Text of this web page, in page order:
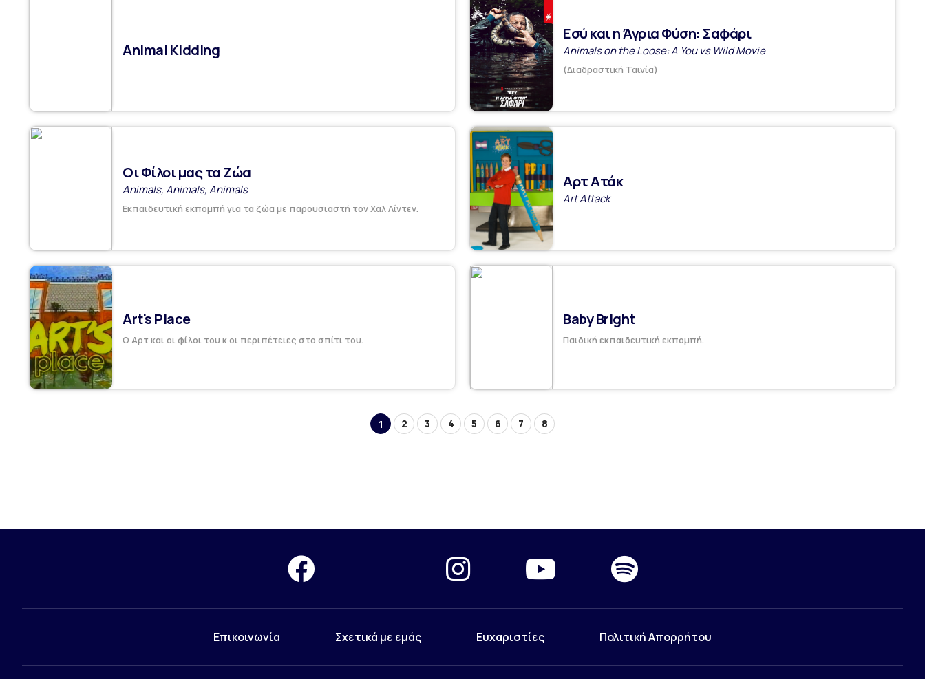
Animal Kidding
Εσύ και η Άγρια Φύση: Σαφάρι
Animals on the Loose: A You vs Wild Movie
(Διαδραστική Ταινία)
Οι Φίλοι μας τα Ζώα
Animals, Animals, Animals
Εκπαιδευτική εκπομπή για τα ζώα με παρουσιαστή τον Χαλ Λίντεν.
Αρτ Ατάκ
Art Attack
Art's Place
Ο Αρτ και οι φίλοι του κ οι περιπέτειες στο σπίτι του.
Baby Bright
Παιδική εκπαιδευτική εκπομπή.
1 2 3 4 5 6 7 8
Επικοινωνία Σχετικά με εμάς Ευχαριστίες Πολιτική Απορρήτου